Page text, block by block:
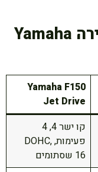
מפרט טכני של מנועי סירה Yamaha
Yamaha F150
Jet Drive
קו ישר 4, 4
פעימות, DOHC,
16 שסתומים